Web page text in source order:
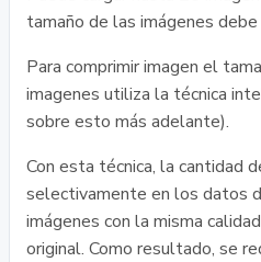
tamaño de las imágenes
Para comprimir imagen el
imagenes utiliza la técnica
sobre esto más adelante).
Con esta técnica, la cantidad
selectivamente en los datos
imágenes con la misma
original. Como resultado, se